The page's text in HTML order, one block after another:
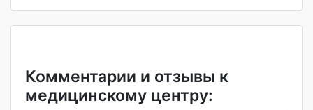
Комментарии и отзывы к
медицинскому центру: